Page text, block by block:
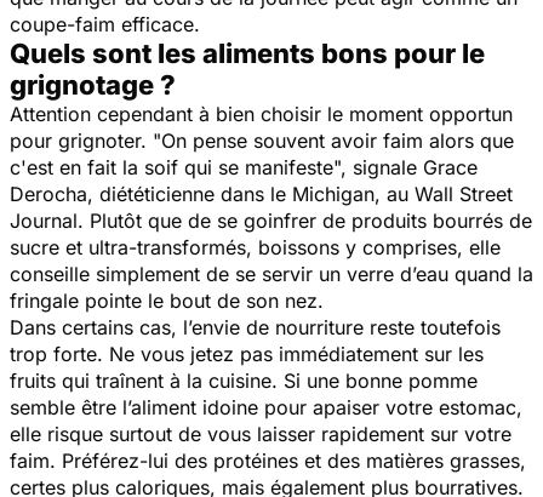
coupe-faim efficace.
Quels sont les aliments bons pour le
grignotage ?
Attention cependant à bien choisir le moment opportun
pour grignoter. "On pense souvent avoir faim alors que
c'est en fait la soif qui se manifeste", signale Grace
Derocha, diététicienne dans le Michigan, au Wall Street
Journal. Plutôt que de se goinfrer de produits bourrés de
sucre et ultra-transformés, boissons y comprises, elle
conseille simplement de se servir un verre d’eau quand la
fringale pointe le bout de son nez.
Dans certains cas, l’envie de nourriture reste toutefois
trop forte. Ne vous jetez pas immédiatement sur les
fruits qui traînent à la cuisine. Si une bonne pomme
semble être l’aliment idoine pour apaiser votre estomac,
elle risque surtout de vous laisser rapidement sur votre
faim. Préférez-lui des protéines et des matières grasses,
certes plus caloriques, mais également plus bourratives.